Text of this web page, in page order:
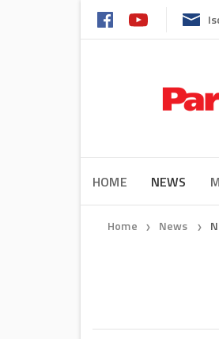
HOME NEWS
Home ❯ News ❯